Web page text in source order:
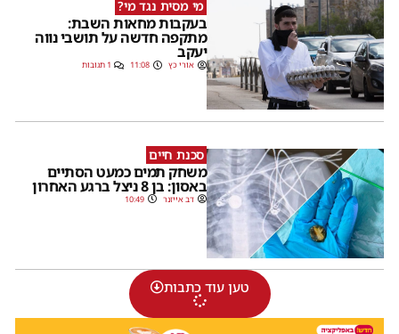
מי מסית נגד מי?
בעקבות מחאות השבת:
מתקפה חדשה על תושבי נווה
יעקב
אורי כץ 11:08 1 תגובות
סכנת חיים
משחק תמים כמעט הסתיים
באסון: בן 8 ניצל ברגע האחרון
דב אייזנר 10:49
טען עוד כתבות